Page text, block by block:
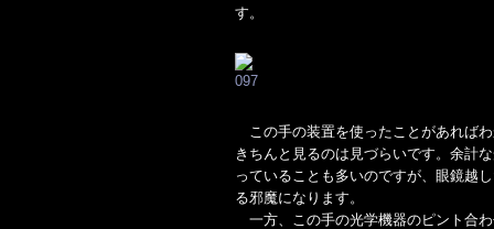
す。
この手の装置を使ったことがあれば
きちんと見るのは見づらいです。余計
っていることも多いのですが、眼鏡越
る邪魔になります。
一方、この手の光学機器のピント合